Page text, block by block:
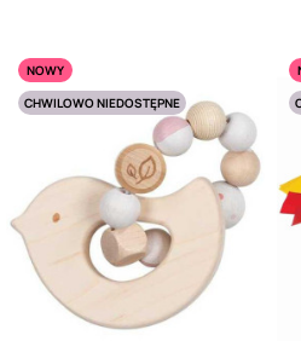
NOWY
CHWILOWO NIEDOSTĘPNE